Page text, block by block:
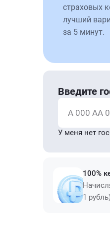
страховых
лучший
за 5 минут.
Введите
А 000 АА
У меня нет
100%
1 рубль)